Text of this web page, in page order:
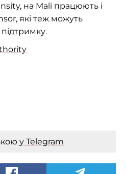
на Mali працюють і
які теж можуть
у Telegram